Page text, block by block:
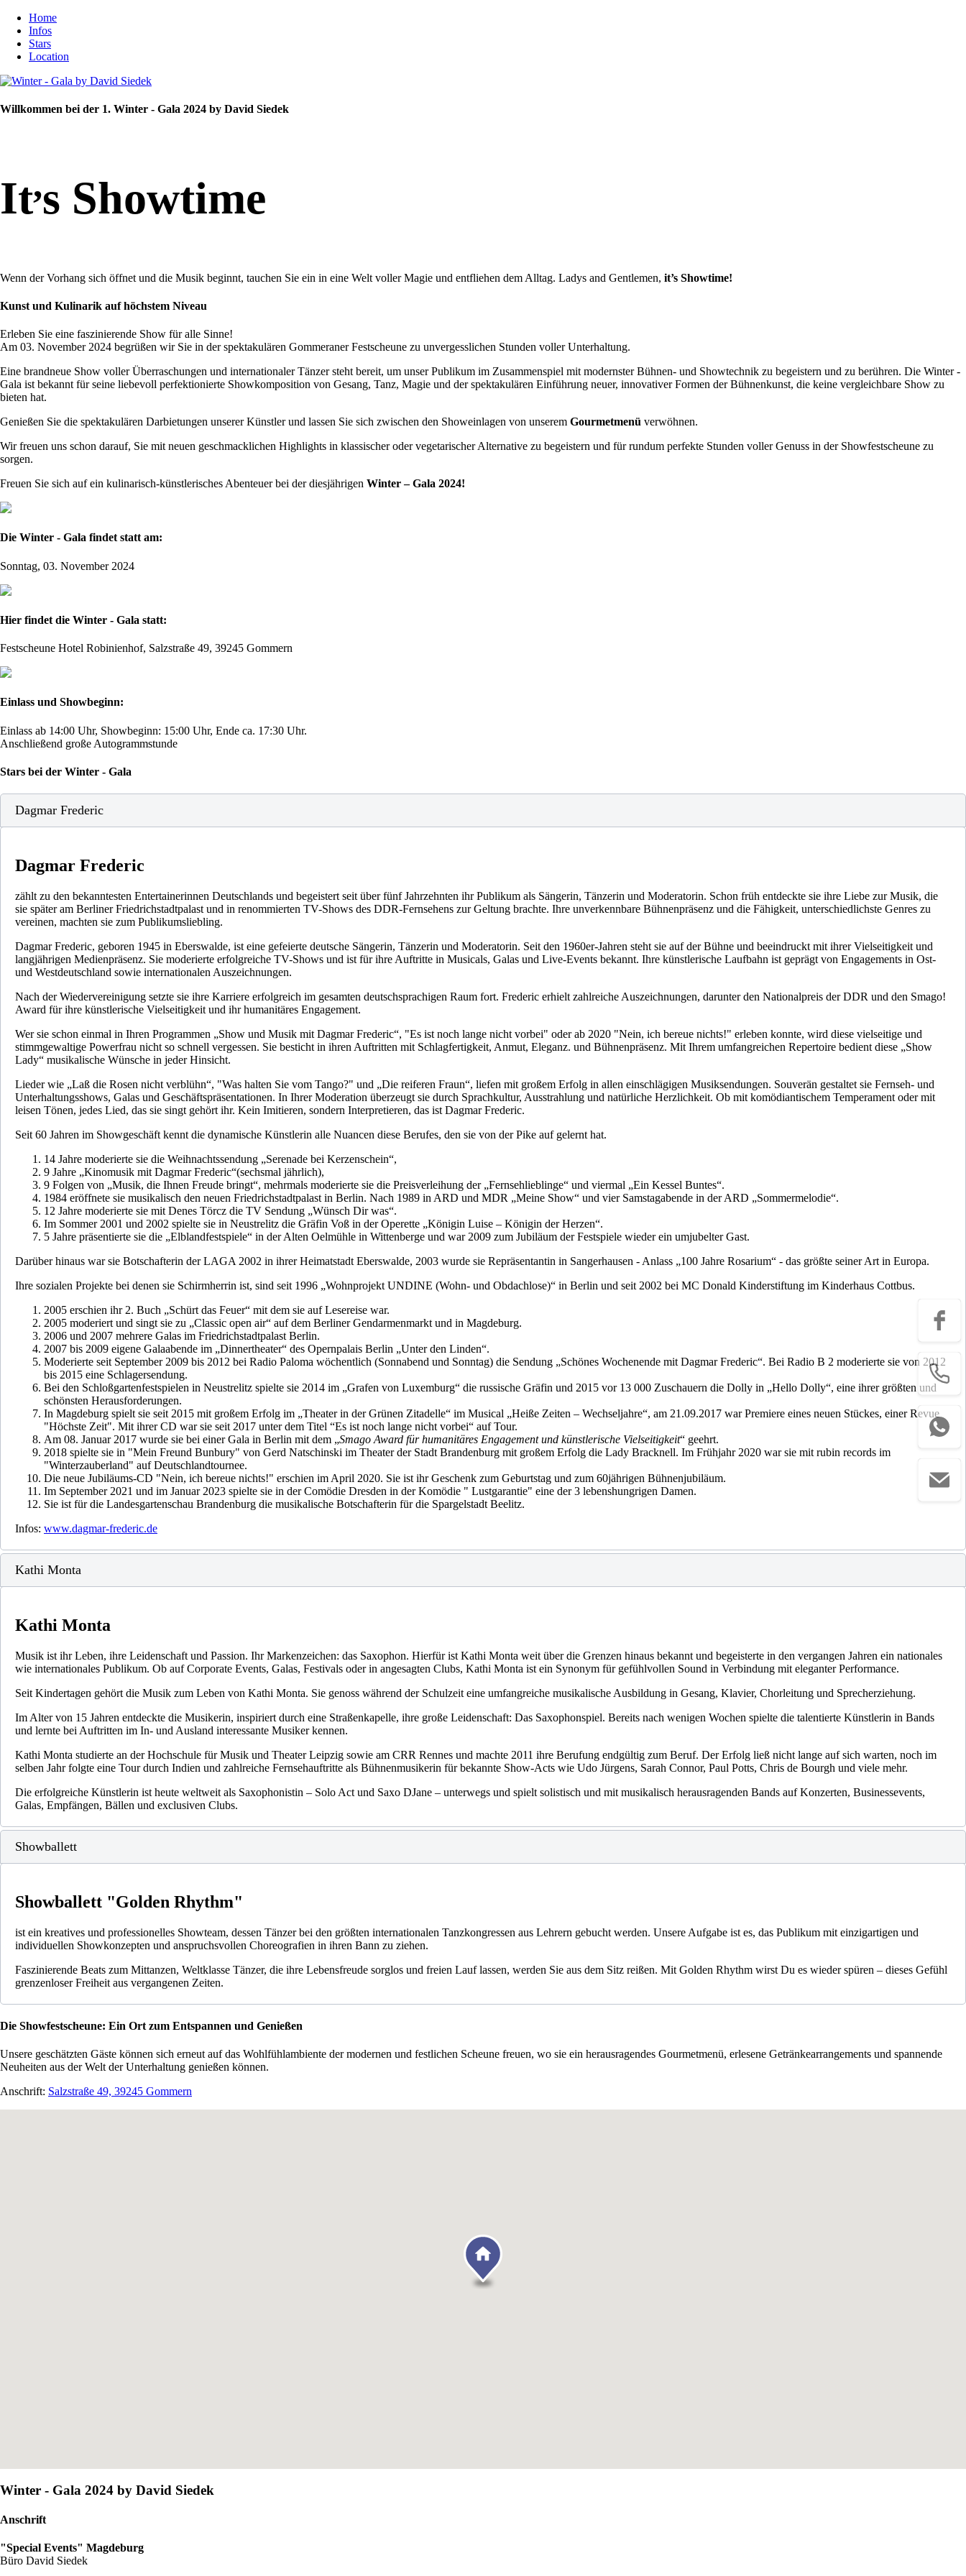
Home
Infos
Stars
Location
Willkommen bei der 1. Winter - Gala 2024 by David Siedek
It,s Showtime
Wenn der Vorhang sich öffnet und die Musik beginnt, tauchen Sie ein in eine Welt voller Magie und entfliehen dem Alltag. Ladys and Gentlemen, it’s Showtime!
Kunst und Kulinarik auf höchstem Niveau
Erleben Sie eine faszinierende Show für alle Sinne!
Am 03. November 2024 begrüßen wir Sie in der spektakulären Gommeraner Festscheune zu unvergesslichen Stunden voller Unterhaltung.
Eine brandneue Show voller Überraschungen und internationaler Tänzer steht bereit, um unser Publikum im Zusammenspiel mit modernster Bühnen- und Showtechnik zu begeistern und zu berühren. Die Winter -
Gala ist bekannt für seine liebevoll perfektionierte Showkomposition von Gesang, Tanz, Magie und der spektakulären Einführung neuer, innovativer Formen der Bühnenkunst, die keine vergleichbare Show zu
bieten hat.
Genießen Sie die spektakulären Darbietungen unserer Künstler und lassen Sie sich zwischen den Showeinlagen von unserem Gourmetmenü verwöhnen.
Wir freuen uns schon darauf, Sie mit neuen geschmacklichen Highlights in klassischer oder vegetarischer Alternative zu begeistern und für rundum perfekte Stunden voller Genuss in der Showfestscheune zu
sorgen.
Freuen Sie sich auf ein kulinarisch-künstlerisches Abenteuer bei der diesjährigen Winter – Gala 2024!
Die Winter - Gala findet statt am:
Sonntag, 03. November 2024
Hier findet die Winter - Gala statt:
Festscheune Hotel Robinienhof, Salzstraße 49, 39245 Gommern
Einlass und Showbeginn:
Einlass ab 14:00 Uhr, Showbeginn: 15:00 Uhr, Ende ca. 17:30 Uhr.
Anschließend große Autogrammstunde
Stars bei der Winter - Gala
Dagmar Frederic
Dagmar Frederic
zählt zu den bekanntesten Entertainerinnen Deutschlands und begeistert seit über fünf Jahrzehnten ihr Publikum als Sängerin, Tänzerin und Moderatorin. Schon früh entdeckte sie ihre Liebe zur Musik, die
sie später am Berliner Friedrichstadtpalast und in renommierten TV-Shows des DDR-Fernsehens zur Geltung brachte. Ihre unverkennbare Bühnenpräsenz und die Fähigkeit, unterschiedlichste Genres zu
vereinen, machten sie zum Publikumsliebling.
Dagmar Frederic, geboren 1945 in Eberswalde, ist eine gefeierte deutsche Sängerin, Tänzerin und Moderatorin. Seit den 1960er-Jahren steht sie auf der Bühne und beeindruckt mit ihrer Vielseitigkeit und
langjährigen Medienpräsenz. Sie moderierte erfolgreiche TV-Shows und ist für ihre Auftritte in Musicals, Galas und Live-Events bekannt. Ihre künstlerische Laufbahn ist geprägt von Engagements in Ost-
und Westdeutschland sowie internationalen Auszeichnungen.
Nach der Wiedervereinigung setzte sie ihre Karriere erfolgreich im gesamten deutschsprachigen Raum fort. Frederic erhielt zahlreiche Auszeichnungen, darunter den Nationalpreis der DDR und den Smago!
Award für ihre künstlerische Vielseitigkeit und ihr humanitäres Engagement.
Wer sie schon einmal in Ihren Programmen „Show und Musik mit Dagmar Frederic“, "Es ist noch lange nicht vorbei" oder ab 2020 "Nein, ich bereue nichts!" erleben konnte, wird diese vielseitige und
stimmgewaltige Powerfrau nicht so schnell vergessen. Sie besticht in ihren Auftritten mit Schlagfertigkeit, Anmut, Eleganz. und Bühnenpräsenz. Mit Ihrem umfangreichen Repertoire bedient diese „Show
Lady“ musikalische Wünsche in jeder Hinsicht.
Lieder wie „Laß die Rosen nicht verblühn“, "Was halten Sie vom Tango?" und „Die reiferen Fraun“, liefen mit großem Erfolg in allen einschlägigen Musiksendungen. Souverän gestaltet sie Fernseh- und
Unterhaltungsshows, Galas und Geschäftspräsentationen. In Ihrer Moderation überzeugt sie durch Sprachkultur, Ausstrahlung und natürliche Herzlichkeit. Ob mit komödiantischem Temperament oder mit
leisen Tönen, jedes Lied, das sie singt gehört ihr. Kein Imitieren, sondern Interpretieren, das ist Dagmar Frederic.
Seit 60 Jahren im Showgeschäft kennt die dynamische Künstlerin alle Nuancen diese Berufes, den sie von der Pike auf gelernt hat.
14 Jahre moderierte sie die Weihnachtssendung „Serenade bei Kerzenschein“,
9 Jahre „Kinomusik mit Dagmar Frederic“(sechsmal jährlich),
9 Folgen von „Musik, die Ihnen Freude bringt“, mehrmals moderierte sie die Preisverleihung der „Fernsehlieblinge“ und viermal „Ein Kessel Buntes“.
1984 eröffnete sie musikalisch den neuen Friedrichstadtpalast in Berlin. Nach 1989 in ARD und MDR „Meine Show“ und vier Samstagabende in der ARD „Sommermelodie“.
12 Jahre moderierte sie mit Denes Törcz die TV Sendung „Wünsch Dir was“.
Im Sommer 2001 und 2002 spielte sie in Neustrelitz die Gräfin Voß in der Operette „Königin Luise – Königin der Herzen“.
5 Jahre präsentierte sie die „Elblandfestspiele“ in der Alten Oelmühle in Wittenberge und war 2009 zum Jubiläum der Festspiele wieder ein umjubelter Gast.
Darüber hinaus war sie Botschafterin der LAGA 2002 in ihrer Heimatstadt Eberswalde, 2003 wurde sie Repräsentantin in Sangerhausen - Anlass „100 Jahre Rosarium“ - das größte seiner Art in Europa.
Ihre sozialen Projekte bei denen sie Schirmherrin ist, sind seit 1996 „Wohnprojekt UNDINE (Wohn- und Obdachlose)“ in Berlin und seit 2002 bei MC Donald Kinderstiftung im Kinderhaus Cottbus.
2005 erschien ihr 2. Buch „Schürt das Feuer“ mit dem sie auf Lesereise war.
2005 moderiert und singt sie zu „Classic open air“ auf dem Berliner Gendarmenmarkt und in Magdeburg.
2006 und 2007 mehrere Galas im Friedrichstadtpalast Berlin.
2007 bis 2009 eigene Galaabende im „Dinnertheater“ des Opernpalais Berlin „Unter den Linden“.
Moderierte seit September 2009 bis 2012 bei Radio Paloma wöchentlich (Sonnabend und Sonntag) die Sendung „Schönes Wochenende mit Dagmar Frederic“. Bei Radio B 2 moderierte sie von 2012
bis 2015 eine Schlagersendung.
Bei den Schloßgartenfestspielen in Neustrelitz spielte sie 2014 im „Grafen von Luxemburg“ die russische Gräfin und 2015 vor 13 000 Zuschauern die Dolly in „Hello Dolly“, eine ihrer größten und
schönsten Herausforderungen.
In Magdeburg spielt sie seit 2015 mit großem Erfolg im „Theater in der Grünen Zitadelle“ im Musical „Heiße Zeiten – Wechseljahre“, am 21.09.2017 war Premiere eines neuen Stückes, einer Revue
"Höchste Zeit". Mit ihrer CD war sie seit 2017 unter dem Titel “Es ist noch lange nicht vorbei“ auf Tour.
Am 08. Januar 2017 wurde sie bei einer Gala in Berlin mit dem „Smago Award für humanitäres Engagement und künstlerische Vielseitigkeit“ geehrt.
2018 spielte sie in "Mein Freund Bunbury" von Gerd Natschinski im Theater der Stadt Brandenburg mit großem Erfolg die Lady Bracknell. Im Frühjahr 2020 war sie mit rubin records im
"Winterzauberland" auf Deutschlandtournee.
Die neue Jubiläums-CD "Nein, ich bereue nichts!" erschien im April 2020. Sie ist ihr Geschenk zum Geburtstag und zum 60jährigen Bühnenjubiläum.
Im September 2021 und im Januar 2023 spielte sie in der Comödie Dresden in der Komödie " Lustgarantie" eine der 3 lebenshungrigen Damen.
Sie ist für die Landesgartenschau Brandenburg die musikalische Botschafterin für die Spargelstadt Beelitz.
Infos: www.dagmar-frederic.de
Kathi Monta
Kathi Monta
Musik ist ihr Leben, ihre Leidenschaft und Passion. Ihr Markenzeichen: das Saxophon. Hierfür ist Kathi Monta weit über die Grenzen hinaus bekannt und begeisterte in den vergangen Jahren ein nationales
wie internationales Publikum. Ob auf Corporate Events, Galas, Festivals oder in angesagten Clubs, Kathi Monta ist ein Synonym für gefühlvollen Sound in Verbindung mit eleganter Performance.
Seit Kindertagen gehört die Musik zum Leben von Kathi Monta. Sie genoss während der Schulzeit eine umfangreiche musikalische Ausbildung in Gesang, Klavier, Chorleitung und Sprecherziehung.
Im Alter von 15 Jahren entdeckte die Musikerin, inspiriert durch eine Straßenkapelle, ihre große Leidenschaft: Das Saxophonspiel. Bereits nach wenigen Wochen spielte die talentierte Künstlerin in Bands
und lernte bei Auftritten im In- und Ausland interessante Musiker kennen.
Kathi Monta studierte an der Hochschule für Musik und Theater Leipzig sowie am CRR Rennes und machte 2011 ihre Berufung endgültig zum Beruf. Der Erfolg ließ nicht lange auf sich warten, noch im
selben Jahr folgte eine Tour durch Indien und zahlreiche Fernsehauftritte als Bühnenmusikerin für bekannte Show-Acts wie Udo Jürgens, Sarah Connor, Paul Potts, Chris de Bourgh und viele mehr.
Die erfolgreiche Künstlerin ist heute weltweit als Saxophonistin – Solo Act und Saxo DJane – unterwegs und spielt solistisch und mit musikalisch herausragenden Bands auf Konzerten, Businessevents,
Galas, Empfängen, Bällen und exclusiven Clubs.
Showballett
Showballett "Golden Rhythm"
ist ein kreatives und professionelles Showteam, dessen Tänzer bei den größten internationalen Tanzkongressen aus Lehrern gebucht werden. Unsere Aufgabe ist es, das Publikum mit einzigartigen und
individuellen Showkonzepten und anspruchsvollen Choreografien in ihren Bann zu ziehen.
Faszinierende Beats zum Mittanzen, Weltklasse Tänzer, die ihre Lebensfreude sorglos und freien Lauf lassen, werden Sie aus dem Sitz reißen. Mit Golden Rhythm wirst Du es wieder spüren – dieses Gefühl
grenzenloser Freiheit aus vergangenen Zeiten.
Die Showfestscheune: Ein Ort zum Entspannen und Genießen
Unsere geschätzten Gäste können sich erneut auf das Wohlfühlambiente der modernen und festlichen Scheune freuen, wo sie ein herausragendes Gourmetmenü, erlesene Getränkearrangements und spannende
Neuheiten aus der Welt der Unterhaltung genießen können.
Anschrift: Salzstraße 49, 39245 Gommern
Winter - Gala 2024 by David Siedek
Anschrift
"Special Events" Magdeburg
Büro David Siedek